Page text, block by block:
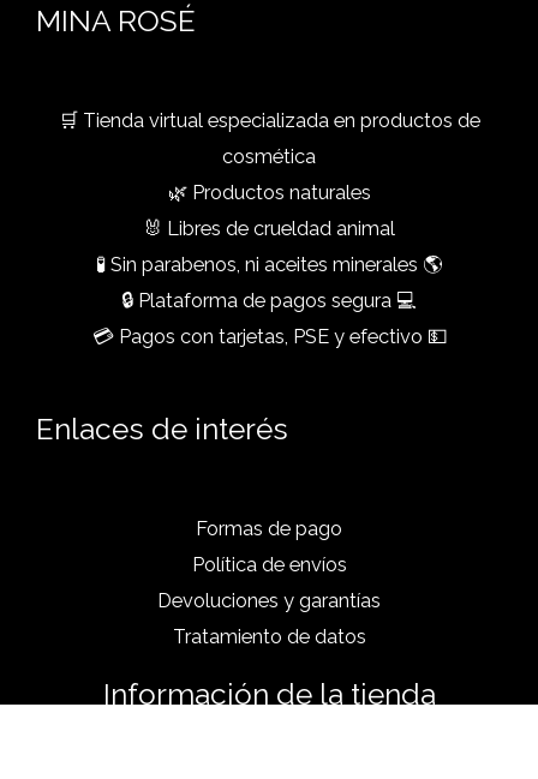
MINA ROSÉ
🛒 Tienda virtual especializada en productos de
cosmética
🌿 Productos naturales
🐰 Libres de crueldad animal
🧪 Sin parabenos, ni aceites minerales 🌎
🔒 Plataforma de pagos segura 💻
💳 Pagos con tarjetas, PSE y efectivo 💵
Enlaces de interés
Formas de pago
Política de envíos
Devoluciones y garantías
Tratamiento de datos
Información de la tienda